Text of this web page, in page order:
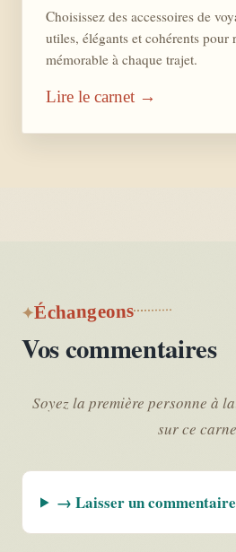
Choisissez des accessoires de
utiles, élégants et cohérents pour
mémorable à chaque trajet.
Lire le carnet →
Échangeons
Vos commentaires
Soyez la première personne à
sur ce
→ Laisser un commentaire